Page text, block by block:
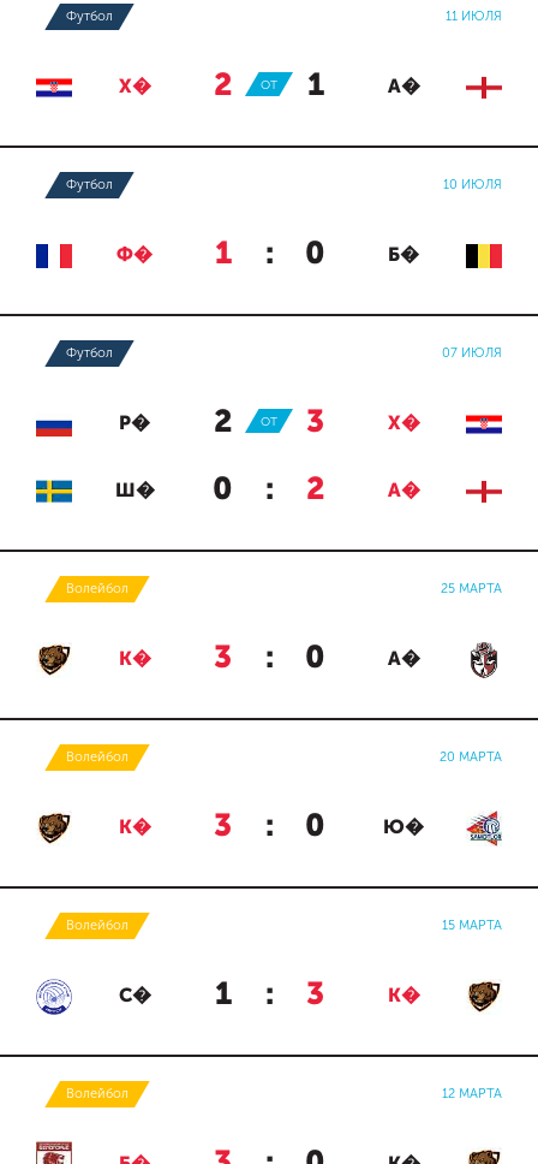
Футбол 11 ИЮЛЯ
Х� 2 : 1 А�
ОТ
Футбол 10 ИЮЛЯ
Ф� 1 : 0 Б�
Футбол 07 ИЮЛЯ
Р� 2 : 3 Х�
ОТ
Ш� 0 : 2 А�
Волейбол 25 МАРТА
К� 3 : 0 А�
Волейбол 20 МАРТА
К� 3 : 0 Ю�
Волейбол 15 МАРТА
С� 1 : 3 К�
Волейбол 12 МАРТА